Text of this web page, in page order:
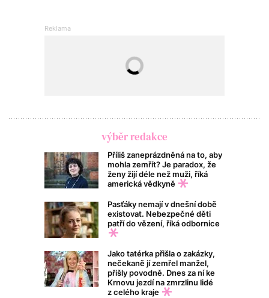
výběr redakce
Příliš zaneprázdněná na to, aby
mohla zemřít? Je paradox, že
ženy žijí déle než muži, říká
americká vědkyně
Pasťáky nemají v dnešní době
existovat. Nebezpečné děti
patří do vězení, říká odbornice
Jako tatérka přišla o zakázky,
nečekaně jí zemřel manžel,
přišly povodně. Dnes za ní ke
Krnovu jezdí na zmrzlinu lidé
z celého kraje